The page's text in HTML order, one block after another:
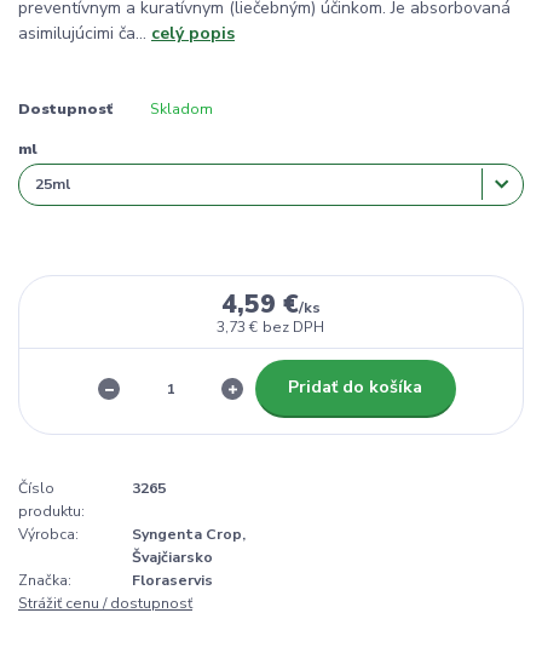
preventívnym a kuratívnym (liečebným) účinkom. Je absorbovaná
asimilujúcimi ča... celý popis
Dostupnosť Skladom
ml
4,59 €/ks
3,73 € bez DPH
Pridať do košíka
Číslo
produktu:
3265
Výrobca:
Syngenta Crop,
Švajčiarsko
Značka:
Floraservis
Strážiť cenu / dostupnosť